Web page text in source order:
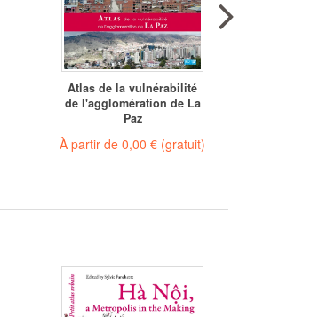
Atlas de la vulnérabilité
de l'agglomération de La
Paz
À partir de 0,00 € (gratuit)